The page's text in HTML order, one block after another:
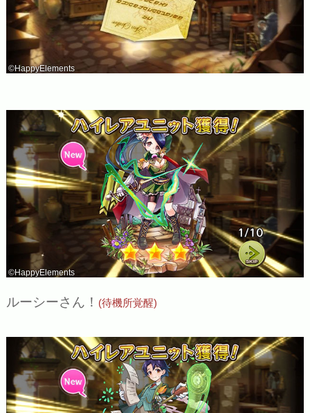
©HappyElements
©HappyElements
ルーシーさん！ (待機所覚醒)